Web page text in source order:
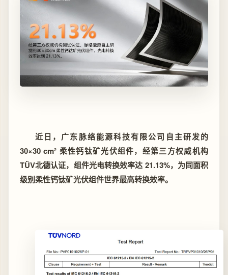
近日，广东脉络能源科技有限公司自主研发的
30×30 cm² 柔性钙钛矿光伏组件，经第三方权威机构
TÜV北德认证，组件光电转换效率达 21.13%，为同面积
级别柔性钙钛矿光伏组件世界最高转换效率。